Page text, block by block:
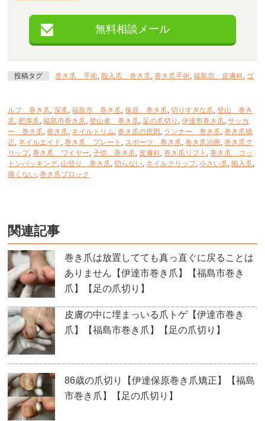
無料相談メール
投稿タグ 巻き爪 手術, 陥入爪 巻き爪,巻き爪手術,福島市 皮膚科, ゴ
ルフ 巻き爪,深爪,福島市 巻き爪,保原 巻き爪,切りすぎな爪,登山 巻き
爪, 肥厚爪,福島市巻き爪,登山者 巻き爪, 足の爪切り ,伊達市巻き爪,サッカ
ー 巻き爪,巻き爪, ネイルトリム,巻き爪の原因 , ランナー 巻き爪,巻き爪矯
正, ネイルエイド,巻き爪 プレート , スポーツ 巻き爪,巻き爪治療,巻き爪ク
リップ,巻き爪 ワイヤー,子供 巻き爪, 皮膚科,巻き爪リフト ,巻き爪 コッ
トンパッキング, 山登り 巻き爪,切らない, ネイルクリップ,小さい爪, 陥入爪,
痛くない,巻き爪ブロック
関連記事
巻き爪は放置してても真っ直ぐに戻ることは
ありません【伊達市巻き爪】【福島市巻き
爪】【足の爪切り】
皮膚の中に埋まっいる爪トゲ【伊達市巻き
爪】【福島市巻き爪】【足の爪切り】
86歳の爪切り【伊達保原巻き爪矯正】【福島
市巻き爪】【足の爪切り】